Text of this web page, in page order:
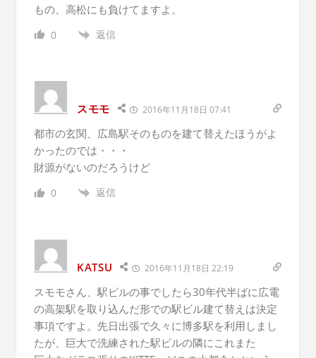
もの、高松にも負けてますよ。
0 返信
スモモ 2016年11月18日 07:41
都市の玄関、広島駅そのものを建て替えたほうがよ
かったのでは・・・
財源がないのだろうけど
0 返信
KATSU 2016年11月18日 22:19
スモモさん、駅ビルの事でしたら30年代半ばに広電
の高架駅を取り込んだ形での駅ビル建て替えは決定
事項ですよ。先日出張で久々に博多駅を利用しまし
たが、巨大で洗練された駅ビルの隣にこれまた